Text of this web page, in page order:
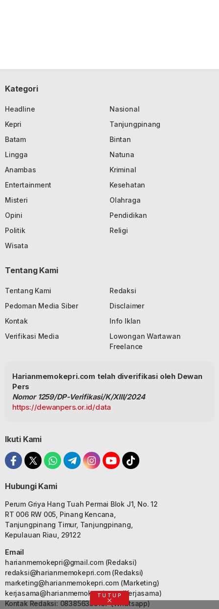
Kategori
Headline
Nasional
Kepri
Tanjungpinang
Batam
Bintan
Lingga
Natuna
Anambas
Kriminal
Entertainment
Kesehatan
Misteri
Olahraga
Opini
Pendidikan
Politik
Religi
Wisata
Tentang Kami
Tentang Kami
Redaksi
Pedoman Media Siber
Disclaimer
Kontak
Info Iklan
Verifikasi Media
Lowongan Wartawan
Freelance
Harianmemokepri.com telah diverifikasi oleh Dewan
Pers
Nomor 1259/DP-Verifikasi/K/XIII/2024
https://dewanpers.or.id/data
Ikuti Kami
Hubungi Kami
Perum Griya Hang Tuah Permai Blok J1, No. 12
RT 006 RW 005, Pinang Kencana,
Tanjungpinang Timur, Tanjungpinang,
Kepulauan Riau, 29122
Email
harianmemokepri@gmail.com(Redaksi)
redaksi@harianmemokepri.com(Redaksi)
marketing@harianmemokepri.com(Marketing)
kerjasama@harianmemokepri.com(Kerjasama)
Kontak Redaksi: 083856335187 (Whatsapp)
TUTUP